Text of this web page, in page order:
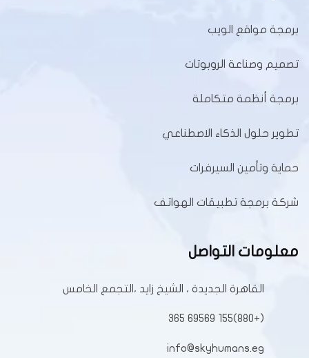
برمجة مواقع الويب
تصميم وصناعة الروبوتات
برمجة أنظمة متكاملة
تطوير حلول الذكاء الاصطناعي
حماية وتأمين السيرفرات
شركة برمجة تطبيقات الهواتف
معلومات التواصل
القاهرة الجديدة ، الشيخ زايد ،التجمع الخامس
(+880)155 69569 365
info@skyhumans.eg